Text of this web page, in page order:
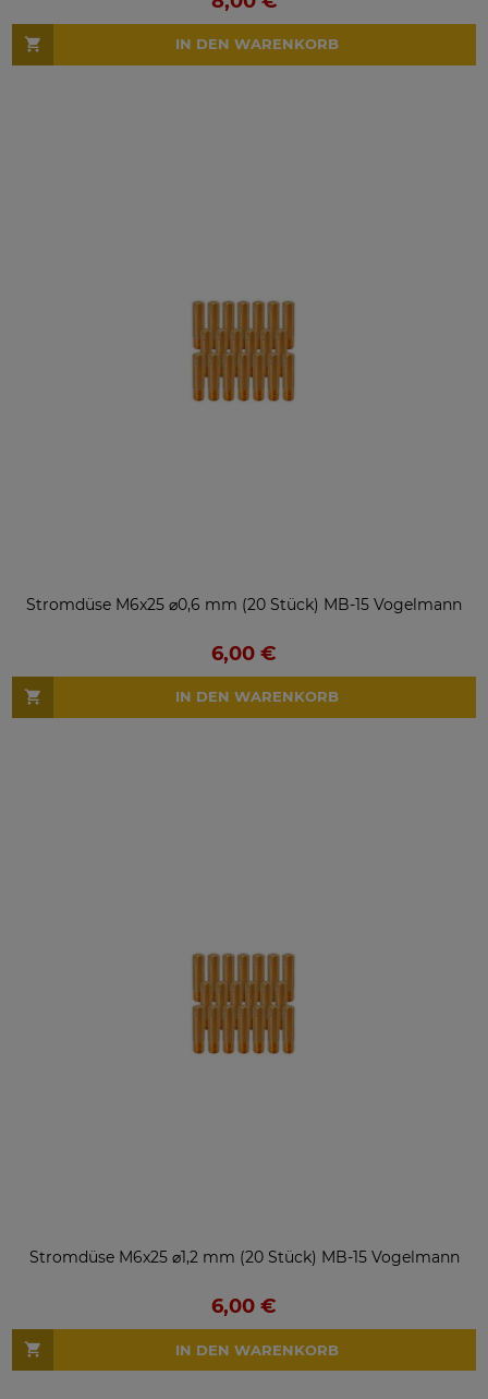
IN DEN WARENKORB
Stromdüse M6x25 ⌀0,6 mm (20 Stück) MB-15 Vogelmann
6,00 €
IN DEN WARENKORB
Stromdüse M6x25 ⌀1,2 mm (20 Stück) MB-15 Vogelmann
6,00 €
IN DEN WARENKORB